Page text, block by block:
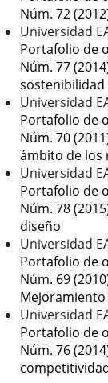
Núm. 72
Universidad
Portafolio de
Núm. 77
sostenibilidad
Universidad
Portafolio de
Núm. 70
ámbito de los
Universidad
Portafolio de
Núm. 78
diseño
Universidad
Portafolio de
Núm. 69
Mejoramiento
Universidad
Portafolio de
Núm. 76